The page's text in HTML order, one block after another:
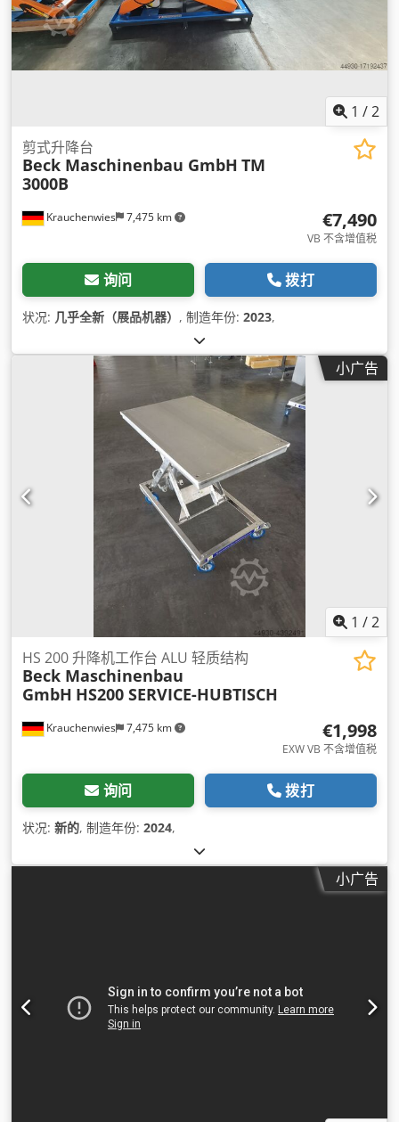
1 /2
Krauchenwies 7,475 km
剪式升降台
Beck Maschinenbau GmbH TM
3000B
€7,490
VB 不含增值税
询问 拨打
状况: 几乎全新（展品机器） , 制造年份: 2023,
小广告
1 /2
Krauchenwies 7,475 km
HS 200 升降机工作台 ALU 轻质结构
Beck Maschinenbau
GmbH HS200 SERVICE-HUBTISCH
€1,998
EXW VB 不含增值税
询问 拨打
状况: 新的, 制造年份: 2024,
小广告